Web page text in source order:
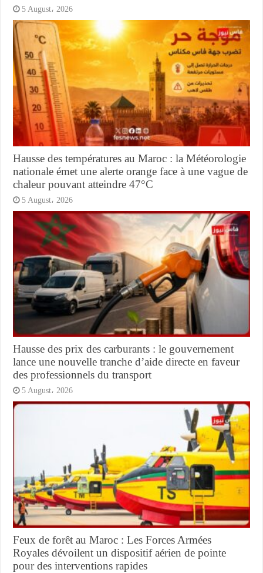
5 August، 2026
Hausse des températures au Maroc : la Météorologie
nationale émet une alerte orange face à une vague de
chaleur pouvant atteindre 47°C
5 August، 2026
Hausse des prix des carburants : le gouvernement
lance une nouvelle tranche d’aide directe en faveur
des professionnels du transport
5 August، 2026
Feux de forêt au Maroc : Les Forces Armées
Royales dévoilent un dispositif aérien de pointe
pour des interventions rapides